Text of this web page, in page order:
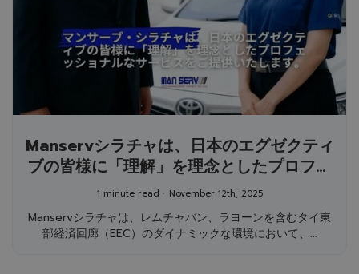
Manservシラチャは、日本のエグゼクティ
ブの皆様に「理解」を理念としたプロフェ
ッショナルなサービスをご提供いたしま
す。
1 minute read November 12th, 2025
Manservシラチャは、レムチャバン、ラヨーンを含むタイ東
部経済回廊（EEC）のダイナミックな環境において、...